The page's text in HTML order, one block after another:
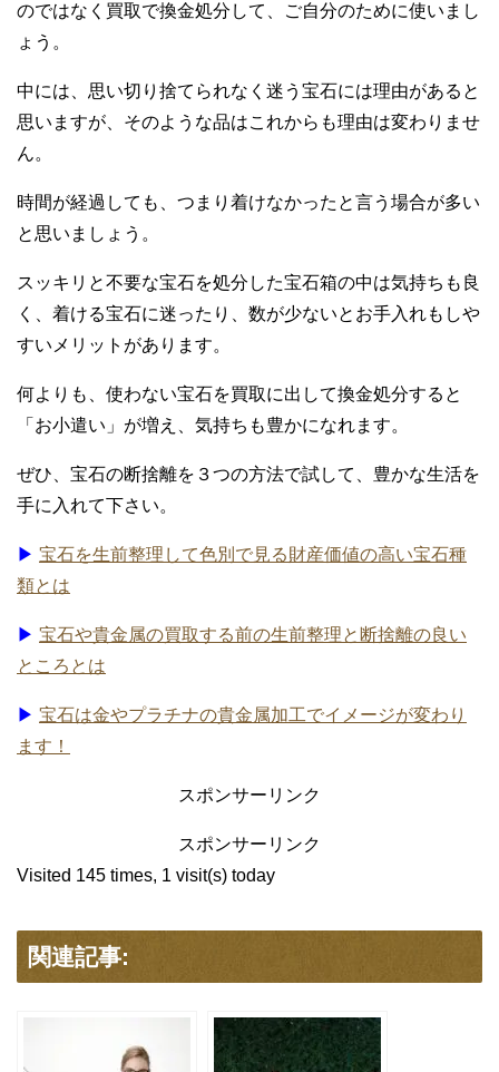
のではなく買取で換金処分して、ご自分のために使いまし
ょう。
中には、思い切り捨てられなく迷う宝石には理由があると
思いますが、そのような品はこれからも理由は変わりませ
ん。
時間が経過しても、つまり着けなかったと言う場合が多い
と思いましょう。
スッキリと不要な宝石を処分した宝石箱の中は気持ちも良
く、着ける宝石に迷ったり、数が少ないとお手入れもしや
すいメリットがあります。
何よりも、使わない宝石を買取に出して換金処分すると
「お小遣い」が増え、気持ちも豊かになれます。
ぜひ、宝石の断捨離を３つの方法で試して、豊かな生活を
手に入れて下さい。
▶ 宝石を生前整理して色別で見る財産価値の高い宝石種
類とは
▶ 宝石や貴金属の買取する前の生前整理と断捨離の良い
ところとは
▶ 宝石は金やプラチナの貴金属加工でイメージが変わり
ます！
スポンサーリンク
スポンサーリンク
Visited 145 times, 1 visit(s) today
関連記事: